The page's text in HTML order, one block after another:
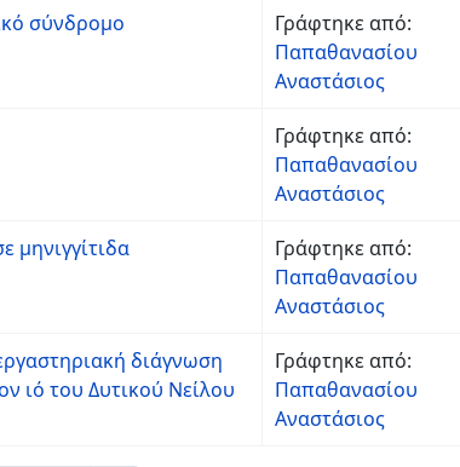
σύνδρομο
Γράφτηκε από:
Παπαθανασίου
Αναστάσιος
Γράφτηκε από:
Παπαθανασίου
Αναστάσιος
μηνιγγίτιδα
Γράφτηκε από:
Παπαθανασίου
Αναστάσιος
διάγνωση
ιό του Δυτικού Νείλου
Γράφτηκε από:
Παπαθανασίου
Αναστάσιος